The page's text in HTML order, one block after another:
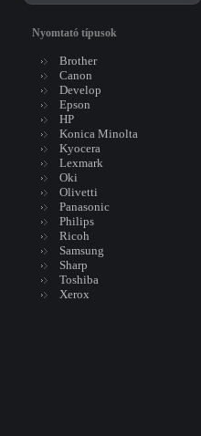
Nyomtató típusok
Brother
Canon
Develop
Epson
HP
Konica Minolta
Kyocera
Lexmark
Oki
Olivetti
Panasonic
Philips
Ricoh
Samsung
Sharp
Toshiba
Xerox